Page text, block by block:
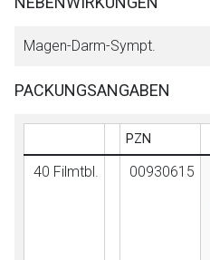
Magen-Darm-Sympt.
PACKUNGSANGABEN
PZN
40 Filmtbl.
00930615